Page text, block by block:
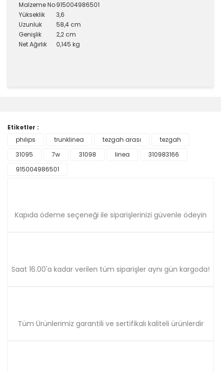
Malzeme No915004986501
Yükseklik
3,6
Uzunluk
58,4 cm
Genişlik
2,2 cm
Net Ağırlık
0,145 kg
Ürün resmi kalitesiz, bozuk veya görüntülenemiyor.
Ürün açıklamasında eksik bilgiler bulunuyor.
Ürün bilgilerinde hatalar bulunuyor.
Etiketler :
phılıps
trunklinea tezgah arası
tezgah
31095
7w 31098 linea
310983166
915004986501
Kapıda ödeme seçeneği ile siparişlerinizi güvenle ödeyin
Saat 16.00'a kadar verilen tüm siparişler aynı gün kargoda!
Tüm Ürünlerimiz garantili ve sertifikalı kaliteli ürünlerdir